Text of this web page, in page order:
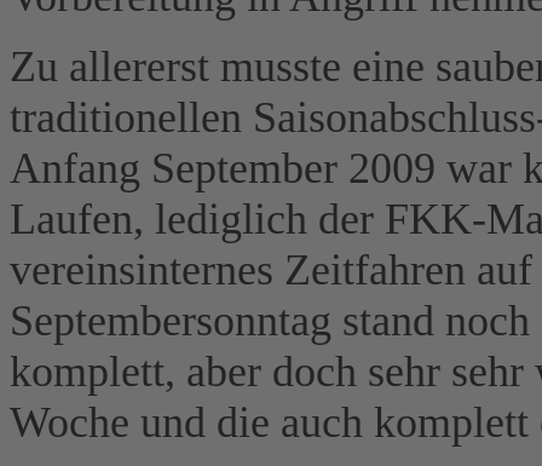
Zu allererst musste eine
traditionellen
Anfang September 2009 war
Laufen, lediglich der FKK-
vereinsinternes Zeitfahren
Septembersonntag stand
komplett, aber doch sehr
Woche und die auch